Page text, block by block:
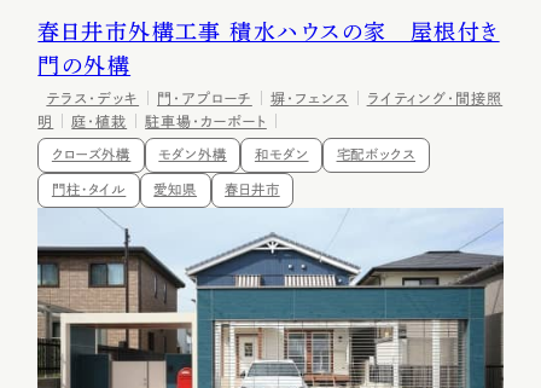
春日井市外構工事 積水ハウスの家 屋根付き
門の外構
テラス・デッキ 門・アプローチ 塀・フェンス
ライティング・間接照
明
庭・植栽 駐車場・カーポート
クローズ外構 モダン外構 和モダン 宅配ボックス
門柱・タイル 愛知県 春日井市